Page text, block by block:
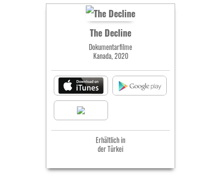
The Decline
Dokumentarfilme
Kanada, 2020
Erhältlich in
der Türkei